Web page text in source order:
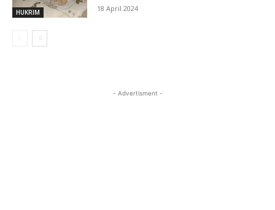
HUKRIM 18 April 2024
- Advertisment -